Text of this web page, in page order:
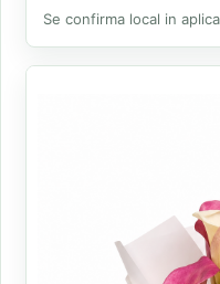
Se confirma local in